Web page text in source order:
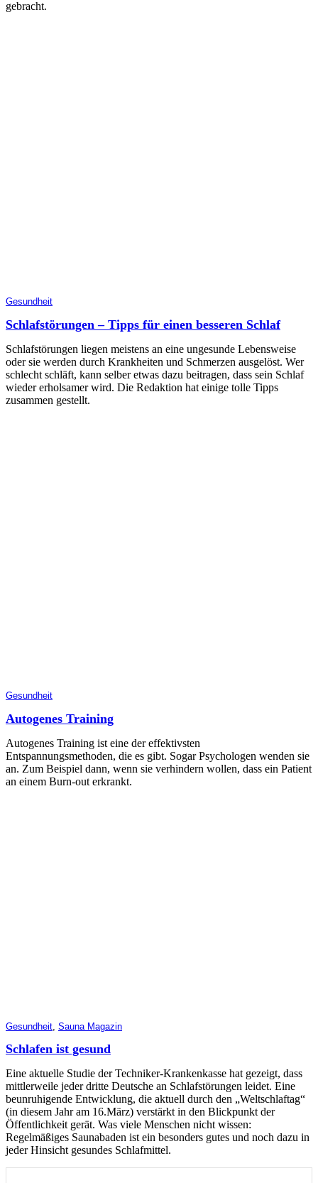
gebracht.
Gesundheit
Schlafstörungen – Tipps für einen besseren Schlaf
Schlafstörungen liegen meistens an eine ungesunde Lebensweise
oder sie werden durch Krankheiten und Schmerzen ausgelöst. Wer
schlecht schläft, kann selber etwas dazu beitragen, dass sein Schlaf
wieder erholsamer wird. Die Redaktion hat einige tolle Tipps
zusammen gestellt.
Gesundheit
Autogenes Training
Autogenes Training ist eine der effektivsten
Entspannungsmethoden, die es gibt. Sogar Psychologen wenden sie
an. Zum Beispiel dann, wenn sie verhindern wollen, dass ein Patient
an einem Burn-out erkrankt.
Gesundheit Sauna Magazin
Schlafen ist gesund
Eine aktuelle Studie der Techniker-Krankenkasse hat gezeigt, dass
mittlerweile jeder dritte Deutsche an Schlafstörungen leidet. Eine
beunruhigende Entwicklung, die aktuell durch den „Weltschlaftag“
(in diesem Jahr am 16.März) verstärkt in den Blickpunkt der
Öffentlichkeit gerät. Was viele Menschen nicht wissen:
Regelmäßiges Saunabaden ist ein besonders gutes und noch dazu in
jeder Hinsicht gesundes Schlafmittel.